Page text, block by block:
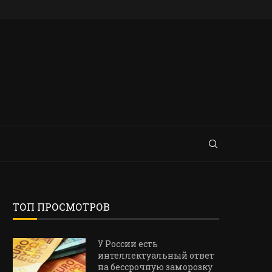
ТОП ПРОСМОТРОВ
У России есть
интеллектуальный ответ
на бессрочную заморозку